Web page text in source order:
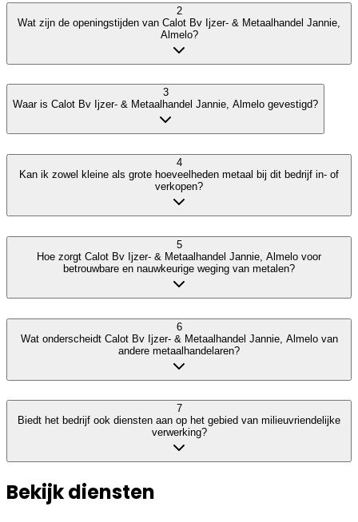
2
Wat zijn de openingstijden van Calot Bv Ijzer- & Metaalhandel Jannie,
Almelo?
3
Waar is Calot Bv Ijzer- & Metaalhandel Jannie, Almelo gevestigd?
4
Kan ik zowel kleine als grote hoeveelheden metaal bij dit bedrijf in- of
verkopen?
5
Hoe zorgt Calot Bv Ijzer- & Metaalhandel Jannie, Almelo voor
betrouwbare en nauwkeurige weging van metalen?
6
Wat onderscheidt Calot Bv Ijzer- & Metaalhandel Jannie, Almelo van
andere metaalhandelaren?
7
Biedt het bedrijf ook diensten aan op het gebied van milieuvriendelijke
verwerking?
Bekijk diensten